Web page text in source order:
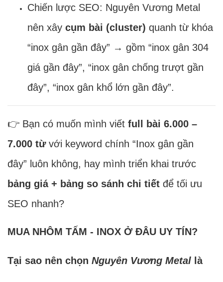
Chiến lược SEO: Nguyên Vương Metal
nên xây cụm bài (cluster) quanh từ khóa
“inox gân gần đây” → gồm “inox gân 304
giá gần đây”, “inox gân chống trượt gần
đây”, “inox gân khổ lớn gần đây”.
👉 Bạn có muốn mình viết full bài 6.000 –
7.000 từvới keyword chính “Inox gân gần
đây” luôn không, hay mình triển khai trước
bảng giá + bảng so sánh chi tiết để tối ưu
SEO nhanh?
MUA NHÔM TẤM - INOX Ở ĐÂU UY TÍN?
Tại sao nên chọn Nguyên Vương Metal là